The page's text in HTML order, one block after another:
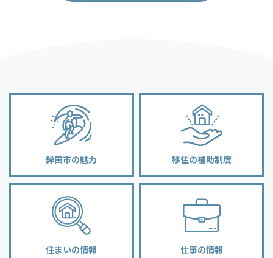
鉾田市の魅力 移住の補助制度
住まいの情報 仕事の情報